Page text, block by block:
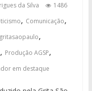
da Silva
1486
, Comunicação,
gritasaopaulo,
, Produção AGSP,
em destaque